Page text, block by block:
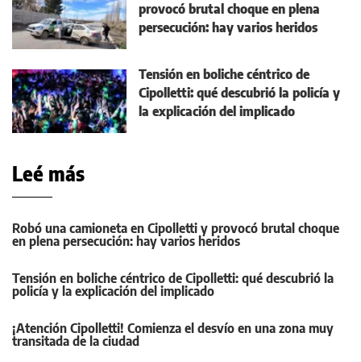
provocó brutal choque en plena
persecución: hay varios heridos
Tensión en boliche céntrico de
Cipolletti: qué descubrió la policía y
la explicación del implicado
Leé más
Robó una camioneta en Cipolletti y provocó brutal choque
en plena persecución: hay varios heridos
Tensión en boliche céntrico de Cipolletti: qué descubrió la
policía y la explicación del implicado
¡Atención Cipolletti! Comienza el desvío en una zona muy
transitada de la ciudad